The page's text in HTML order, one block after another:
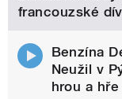
francouzské
Benzína
Neužil v
hrou a